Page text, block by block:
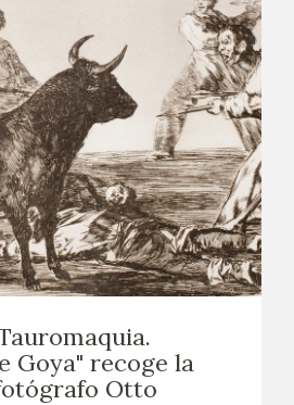
Goya" recoge la
Otto